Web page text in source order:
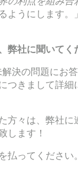
ようにします
弊社に聞いてく
決の問題にお
つきまして詳
方々は、弊社
します！
払ってください。